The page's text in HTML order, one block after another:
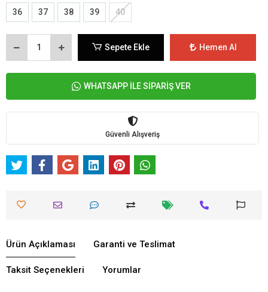
36 37 38 39 40
Sepete Ekle Hemen Al
WHATSAPP İLE SİPARİŞ VER
Güvenli Alışveriş
Ürün Açıklaması Garanti ve Teslimat
Taksit Seçenekleri Yorumlar